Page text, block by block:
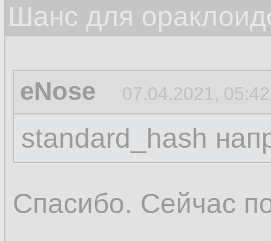
Шанс для
eNose 07.04.2021, 05:42
standard_hash
Спасибо. Сейчас